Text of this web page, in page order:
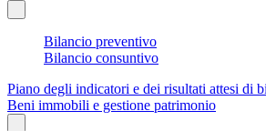
Bilancio preventivo
Bilancio consuntivo
Piano degli indicatori e dei risultati attesi di
Beni immobili e gestione patrimonio